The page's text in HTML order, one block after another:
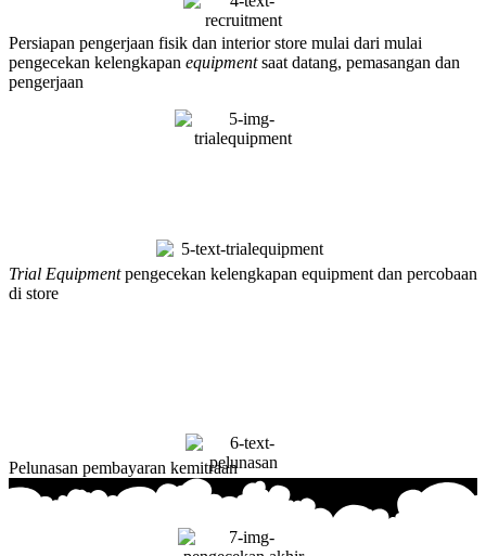
Persiapan pengerjaan fisik dan interior store mulai dari mulai
pengecekan kelengkapan equipmentsaat datang, pemasangan dan
pengerjaan
Trial Equipmentpengecekan kelengkapan equipment dan percobaan
di store
Pelunasan pembayaran kemitraan